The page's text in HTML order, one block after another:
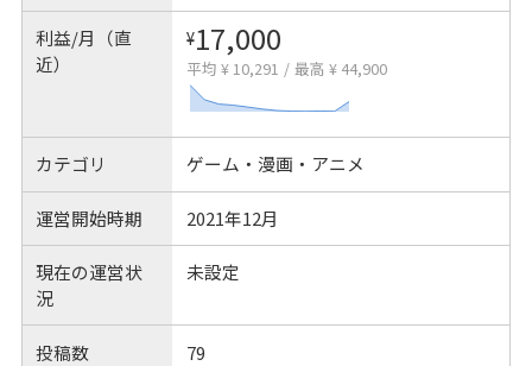
利益/月（直
近）
¥17,000
平均 ¥ 10,291 / 最高 ¥ 44,900
カテゴリ ゲーム・漫画・アニメ
運営開始時期 2021年12月
現在の運営状
況
未設定
投稿数 79